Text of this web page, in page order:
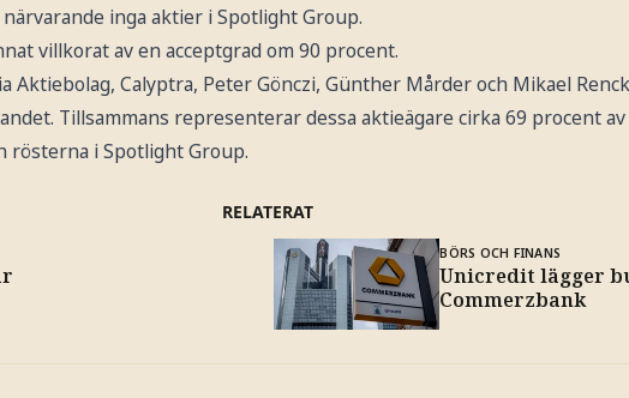
inga aktier i Spotlight Group.
villkorat av en acceptgrad om 90 procent.
Aktiebolag, Calyptra, Peter Gönczi, Günther Mårder och Mikael
Tillsammans representerar dessa aktieägare cirka 69 procent
rösterna i Spotlight Group.
RELATERAT
BÖRS OCH FINANS
Unicredit lägger
Commerzbank